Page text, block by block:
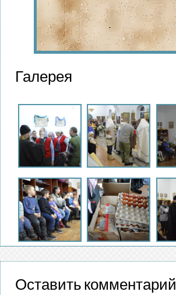
Галерея
Оставить комментарий